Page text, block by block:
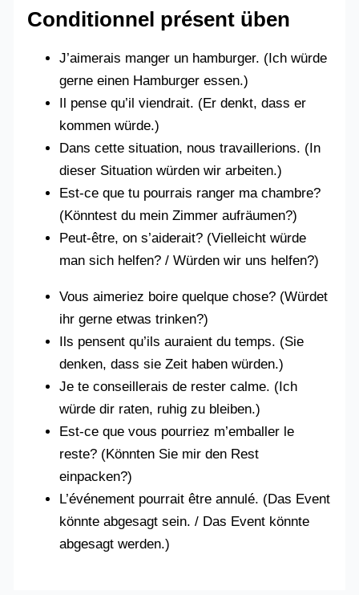
Conditionnel présent üben
J’aimerais manger un hamburger. (Ich würde
gerne einen Hamburger essen.)
Il pense qu’il viendrait. (Er denkt, dass er
kommen würde.)
Dans cette situation, nous travaillerions. (In
dieser Situation würden wir arbeiten.)
Est-ce que tu pourrais ranger ma chambre?
(Könntest du mein Zimmer aufräumen?)
Peut-être, on s’aiderait? (Vielleicht würde
man sich helfen? / Würden wir uns helfen?)
Vous aimeriez boire quelque chose? (Würdet
ihr gerne etwas trinken?)
Ils pensent qu’ils auraient du temps. (Sie
denken, dass sie Zeit haben würden.)
Je te conseillerais de rester calme. (Ich
würde dir raten, ruhig zu bleiben.)
Est-ce que vous pourriez m’emballer le
reste? (Könnten Sie mir den Rest
einpacken?)
L’événement pourrait être annulé. (Das Event
könnte abgesagt sein. / Das Event könnte
abgesagt werden.)